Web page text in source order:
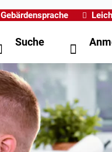
Gebärdensprache
Suche